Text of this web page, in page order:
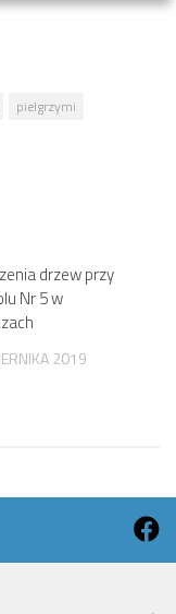
pielgrzymi
drzew przy
Nr 5 w
2019